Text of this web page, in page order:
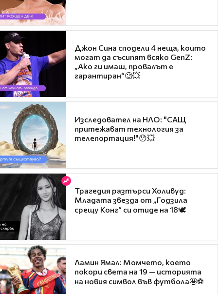
Джон Сина сподели 4 неща, които
могат да съсипят всяко GenZ:
„Ако ги имаш, провалът е
гарантиран“🧐💥
Изследовател на НЛО: "САЩ
притежават технология за
телепортация!"😯💥
Трагедия разтърси Холивуд:
Младата звезда от „Годзила
срещу Конг“ си отиде на 18🕊️
Ламин Ямал: Момчето, което
покори света на 19 — историята
на новия символ във футбола🤩⚽